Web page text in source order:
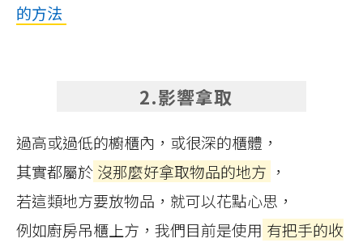
的方法
2.影響拿取
過高或過低的櫥櫃內，或很深的櫃體，
其實都屬於 沒那麼好拿取物品的地方 ，
若這類地方要放物品，就可以花點心思，
例如廚房吊櫃上方，我們目前是使用 有把手的收